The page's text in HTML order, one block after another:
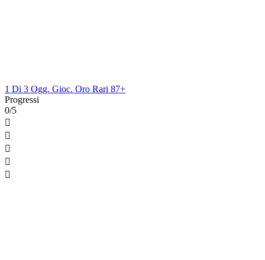
1 Di 3 Ogg. Gioc. Oro Rari 87+
Progressi
0/5




